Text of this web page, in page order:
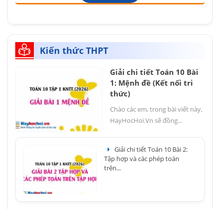
Kiến thức THPT
Giải chi tiết Toán 10 Bài
1: Mệnh đề (Kết nối tri
thức)
Chào các em, trong bài viết này,
HayHocHoi.Vn sẽ đồng...
Giải chi tiết Toán 10 Bài 2:
Tập hợp và các phép toán
trên...